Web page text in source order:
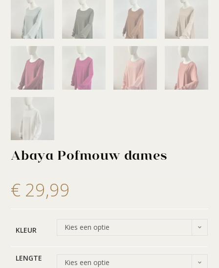
Abaya Pofmouw dames
€ 29,99
KLEUR Kies een optie
LENGTE Kies een optie